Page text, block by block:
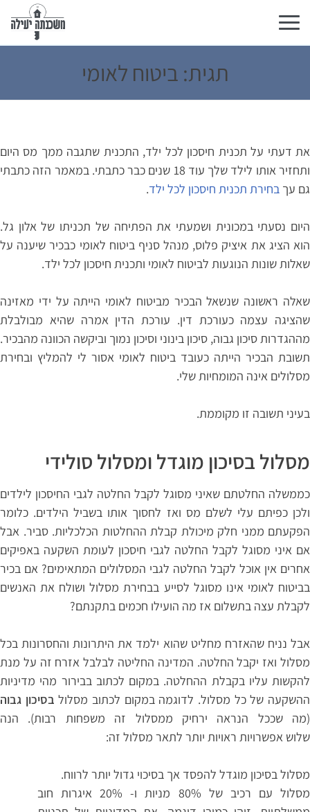
Toggle
navigation
תגית: ביטוח לאומי
את דעתי על תכנית חיסכון לכל ילד, התכנית שתגבה ממך מס היום
ותחזיר אותו לילד שלך עוד 18 שנים כבר כתבתי. במאמר הזה כתבתי
גם עך בחירת תכנית חיסכון לכל ילד.
היום נסעתי במכונית ושמעתי את הפתיחה של תכניתו של אלון גל.
הוא הציג את איציק פלוס, מנהל סניף ביטוח לאומי כבכיר שיענה על
שאלות שונות הנוגעות לביטוח לאומי ותכנית חיסכון לכל ילד.
שאלה ראשונה שנשאל הבכיר מביטוח לאומי הייתה על ידי מאזינה
שהציגה עצמה כעורכת דין. עורכת הדין אמרה שהיא מבולבלת
מההגדרות סיכון גבוה, סיכון בינוני וסיכון נמוך וביקשה הכוונה מהבכיר.
תשובת הבכיר הייתה כעובד ביטוח לאומי אסור לי להמליץ ובחירת
מסלולים אינה המומחיות שלי.
בעיני תשובה זו מקוממת.
מסלול בסיכון מוגדל ומסלול סולידי
כממשלה החלטתם שאיני מסוגל לקבל החלטה לגבי החיסכון לילדים
ולכן כפיתם עלי לשלם מס ואז לחסוך אותו בשביל הילדים. כלומר
הפקעתם ממני חלק מיכולת קבלת ההחלטות הכלכליות. סביר. אבל
אם איני מסוגל לקבל החלטה לגבי חיסכון לעומת השקעה באפיקים
אחרים אין אוכל לקבל החלטה לגבי המסלולים המתאימים? אם בכיר
בביטוח לאומי אינו מסוגל לסייע בבחירת מסלול ושולח את האנשים
לקבלת עצה בתשלום אז מה הועילו חכמים בתקנתם?
אבל נניח שהאזרח מחליט שהוא ילמד את היתרונות והחסרונות בכל
מסלול ואז יקבל החלטה. המדינה החליטה לבלבל אזרח זה על מנת
להקשות עליו בקבלת ההחלטה. במקום לכתוב בבירור מהי מדיניות
ההשקעה של כל מסלול. לדוגמה במקום לכתוב מסלול בסיכון גבוה
(מה שככל הנראה ירחיק ממסלול זה משפחות רבות). הנה
שלוש אפשרויות ראויות יותר לתאר מסלול זה:
מסלול בסיכון מוגדל להפסד אך בסיכוי גדול יותר לרווח.
מסלול עם רכיב של 80% מניות ו- 20% איגרות חוב